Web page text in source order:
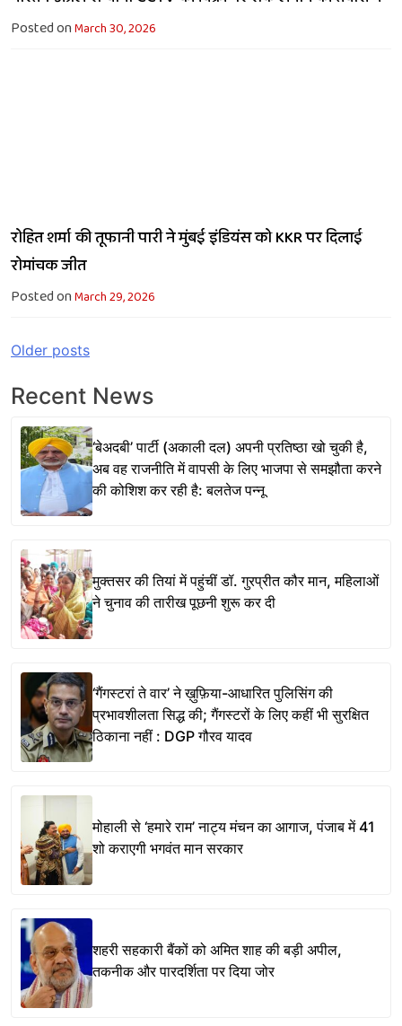
Posted onMarch 30, 2026
रोहित शर्मा की तूफानी पारी ने मुंबई इंडियंस को KKR पर दिलाई
रोमांचक जीत
Posted onMarch 29, 2026
Posts
Older posts
Recent News
‘बेअदबी’ पार्टी (अकाली दल) अपनी प्रतिष्ठा खो चुकी है,
अब वह राजनीति में वापसी के लिए भाजपा से समझौता करने
की कोशिश कर रही है: बलतेज पन्नू
मुक्तसर की तियां में पहुंचीं डॉ. गुरप्रीत कौर मान, महिलाओं
ने चुनाव की तारीख पूछनी शुरू कर दी
‘गैंगस्टरां ते वार’ ने ख़ुफ़िया-आधारित पुलिसिंग की
प्रभावशीलता सिद्ध की; गैंगस्टरों के लिए कहीं भी सुरक्षित
ठिकाना नहीं : DGP गौरव यादव
मोहाली से ‘हमारे राम’ नाट्य मंचन का आगाज, पंजाब में 41
शो कराएगी भगवंत मान सरकार
शहरी सहकारी बैंकों को अमित शाह की बड़ी अपील,
तकनीक और पारदर्शिता पर दिया जोर